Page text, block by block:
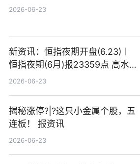
2026-06-23
新资讯：恒指夜期开盘(6.23)︱
恒指夜期(6月)报23359点 高水
23点
2026-06-23
揭秘涨停?|?这只小金属个股，五
连板！ 报资讯
2026-06-23